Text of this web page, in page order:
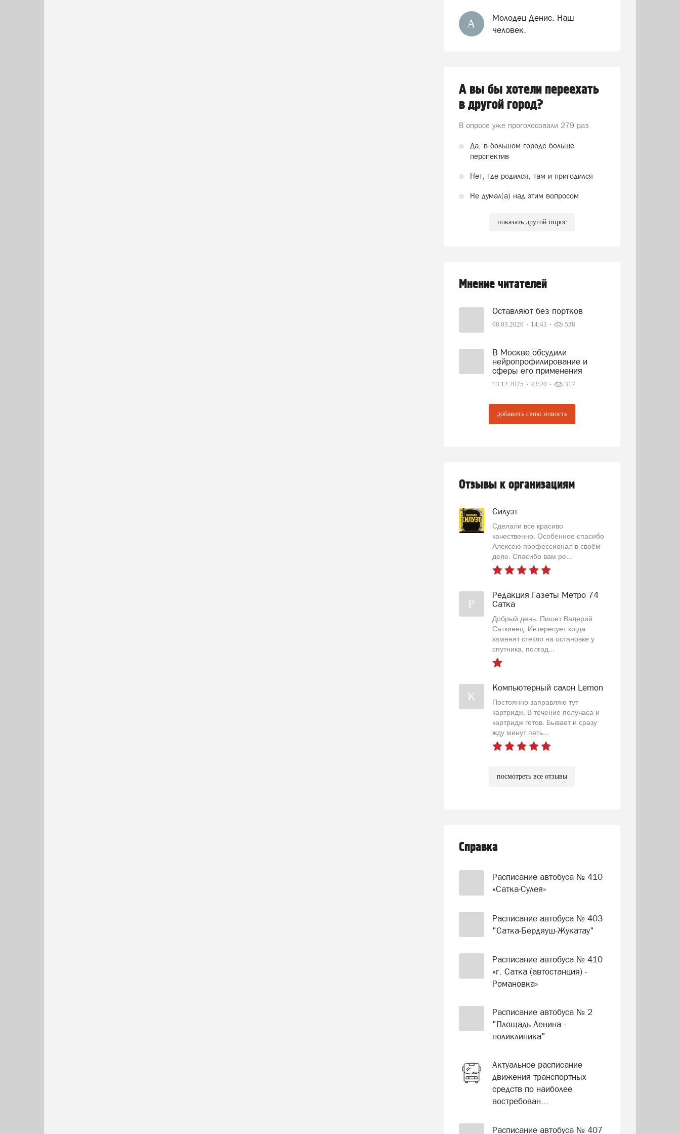
А
Молодец Денис. Наш
человек.
А вы бы хотели переехать
в другой город?
В опросе уже проголосовали 279 раз
Да, в большом городе больше
перспектив
Нет, где родился, там и пригодился
Не думал(а) над этим вопросом
показать другой опрос
Мнение читателей
Оставляют без портков
08.03.2026 14:43 538
В Москве обсудили
нейропрофилирование и
сферы его применения
13.12.2025 23:20 317
добавить свою новость
Отзывы к организациям
Силуэт
Сделали все красиво
качественно. Особенное спасибо
Алексею профессионал в своём
деле. Спасибо вам ре...
Р
Редакция Газеты Метро 74
Сатка
Добрый день. Пишет Валерий
Саткинец. Интересует когда
заменят стекло на остановке у
спутника, полгод...
К
Компьютерный салон Lemon
Постоянно заправляю тут
картридж. В течение получаса и
картридж готов. Бывает и сразу
жду минут пять...
посмотреть все отзывы
Справка
Расписание автобуса № 410
«Сатка-Сулея»
Расписание автобуса № 403
"Сатка-Бердяуш-Жукатау"
Расписание автобуса № 410
«г. Сатка (автостанция) -
Романовка»
Расписание автобуса № 2
"Площадь Ленина -
поликлиника"
Актуальное расписание
движения транспортных
средств по наиболее
востребован...
Расписание автобуса № 407